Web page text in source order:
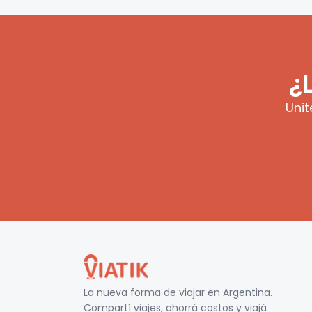
La nueva forma de viajar en Argentina.
Compartí viajes, ahorrá costos y viajá